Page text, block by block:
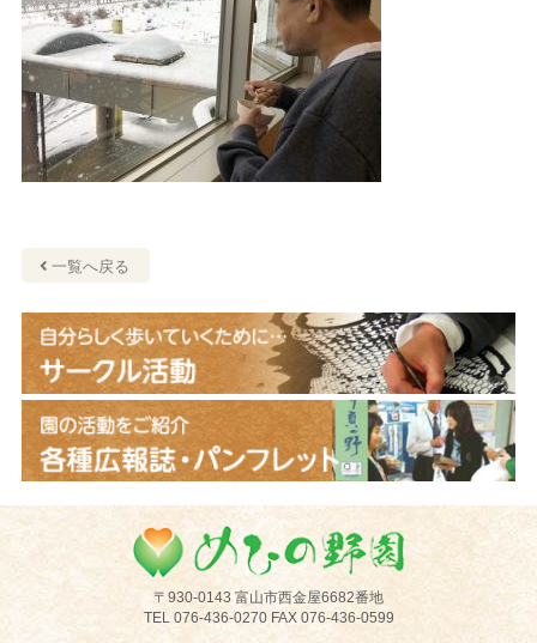
一覧へ戻る
〒930-0143 富山市西金屋6682番地
TEL 076-436-0270 FAX 076-436-0599